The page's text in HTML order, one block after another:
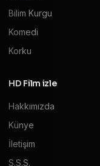
Bilim Kurgu
Komedi
Korku
HD Film izle
Hakkımızda
Künye
İletişim
S.S.S.